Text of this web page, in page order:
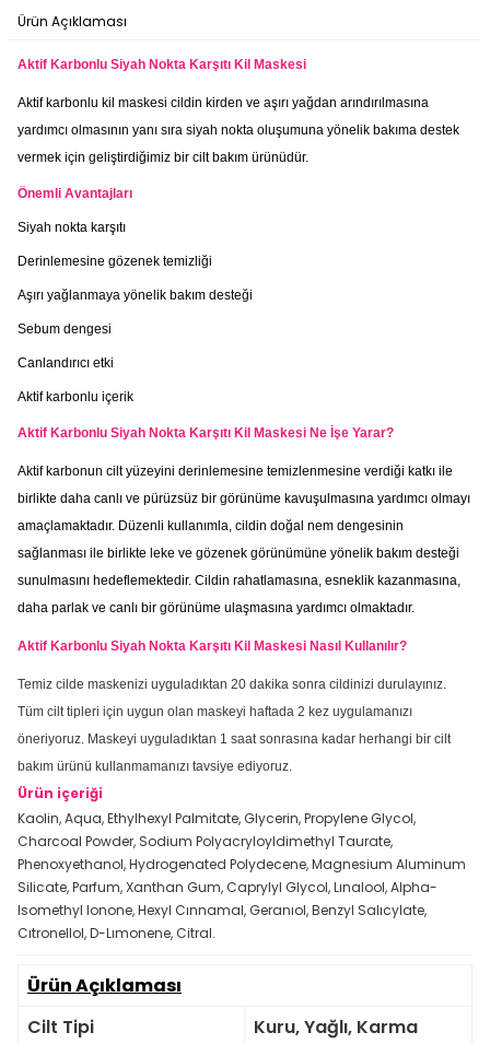
Ürün Açıklaması
Aktif Karbonlu Siyah Nokta Karşıtı Kil Maskesi
Aktif karbonlu kil maskesi cildin kirden ve aşırı yağdan arındırılmasına
yardımcı olmasının yanı sıra siyah nokta oluşumuna yönelik bakıma destek
vermek için geliştirdiğimiz bir cilt bakım ürünüdür.
Önemli Avantajları
Siyah nokta karşıtı
Derinlemesine gözenek temizliği
Aşırı yağlanmaya yönelik bakım desteği
Sebum dengesi
Canlandırıcı etki
Aktif karbonlu içerik
Aktif Karbonlu Siyah Nokta Karşıtı Kil Maskesi Ne İşe Yarar?
Aktif karbonun cilt yüzeyini derinlemesine temizlenmesine verdiği katkı ile
birlikte daha canlı ve pürüzsüz bir görünüme kavuşulmasına yardımcı olmayı
amaçlamaktadır. Düzenli kullanımla, cildin doğal nem dengesinin
sağlanması ile birlikte leke ve gözenek görünümüne yönelik bakım desteği
sunulmasını hedeflemektedir. Cildin rahatlamasına, esneklik kazanmasına,
daha parlak ve canlı bir görünüme ulaşmasına yardımcı olmaktadır.
Aktif Karbonlu Siyah Nokta Karşıtı Kil Maskesi Nasıl Kullanılır?
Temiz cilde maskenizi uyguladıktan 20 dakika sonra cildinizi durulayınız.
Tüm cilt tipleri için uygun olan maskeyi haftada 2 kez uygulamanızı
öneriyoruz. Maskeyi uyguladıktan 1 saat sonrasına kadar herhangi bir cilt
bakım ürünü kullanmamanızı tavsiye ediyoruz.
Ürün içeriği
Kaolin, Aqua, Ethylhexyl Palmitate, Glycerin, Propylene Glycol,
Charcoal Powder, Sodium Polyacryloyldimethyl Taurate,
Phenoxyethanol, Hydrogenated Polydecene, Magnesium Aluminum
Silicate, Parfum, Xanthan Gum, Caprylyl Glycol, Lınalool, Alpha-
Isomethyl Ionone, Hexyl Cınnamal, Geranıol, Benzyl Salıcylate,
Cıtronellol, D-Lımonene, Citral.
Ürün Açıklaması
Cilt Tipi
Kuru, Yağlı, Karma